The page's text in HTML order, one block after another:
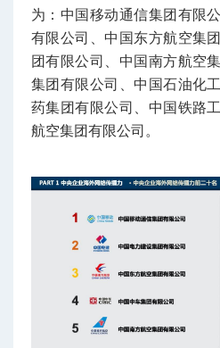
为：中国移动通信集团有限
有限公司、中国东方航空集
团有限公司、中国南方航空
集团有限公司、中国石油化
药集团有限公司、中国铁路
航空集团有限公司。